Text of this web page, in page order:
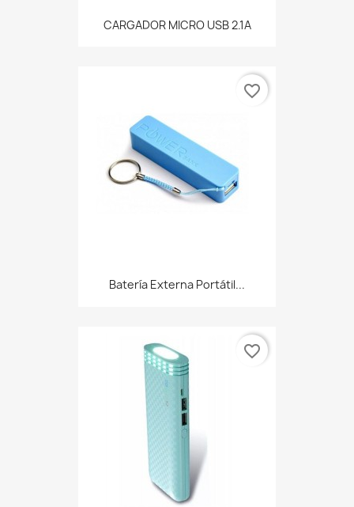
CARGADOR MICRO USB 2.1A
Batería Externa Portátil...
favorite_border
favorite_border